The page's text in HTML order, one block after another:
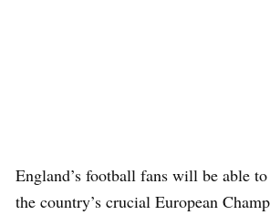
England’s football fans will be able
the country’s crucial European